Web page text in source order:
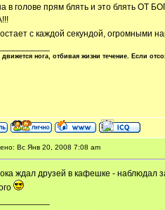
в голове прям блять и это блять ОТ
с каждой секундой, огромными
движется нога, отбивая жизни течение. Если
Вс Янв 20, 2008 7:08 am
ждал друзей в кафешке - наблюдал